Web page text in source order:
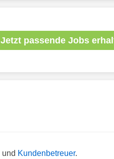
Jetzt passende Jobs
und Kundenbetreuer.